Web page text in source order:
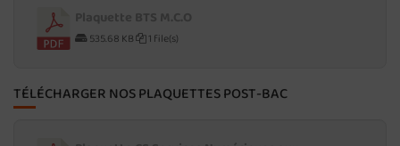
535.68 KB 1 file(s)
TÉLÉCHARGER NOS PLAQUETTES POST-BAC